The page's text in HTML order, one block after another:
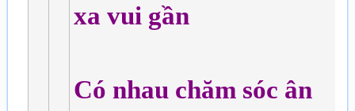
xa vui gần
Có nhau chăm sóc ân